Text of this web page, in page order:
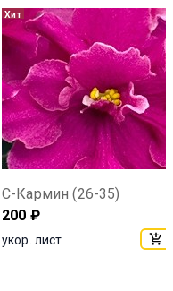
Хит
С-Кармин (26-35)
200 ₽
укор. лист